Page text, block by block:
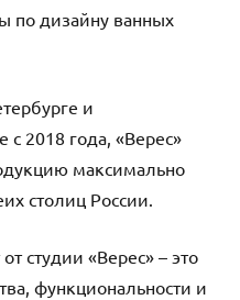
по дизайну ванных
и
с 2018 года, «Верес»
максимально
столиц России.
студии «Верес» – это
функциональности и